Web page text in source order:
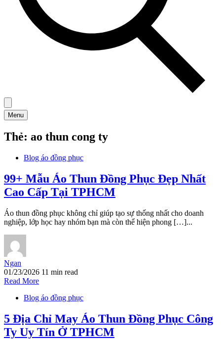
Menu
Thẻ: ao thun cong ty
Blog áo đồng phục
99+ Mẫu Áo Thun Đồng Phục Đẹp Nhất
Cao Cấp Tại TPHCM
Áo thun đồng phục không chỉ giúp tạo sự thống nhất cho doanh
nghiệp, lớp học hay nhóm bạn mà còn thể hiện phong […]...
Ngan
01/23/2026 11 min read
Read More
Blog áo đồng phục
5 Địa Chỉ May Áo Thun Đồng Phục Công
Ty Uy Tín Ở TPHCM